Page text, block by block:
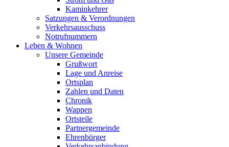
Kaminkehrer
Satzungen & Verordnungen
Verkehrsausschuss
Notrufnummern
Leben & Wohnen
Unsere Gemeinde
Grußwort
Lage und Anreise
Ortsplan
Zahlen und Daten
Chronik
Wappen
Ortsteile
Partnergemeinde
Ehrenbürger